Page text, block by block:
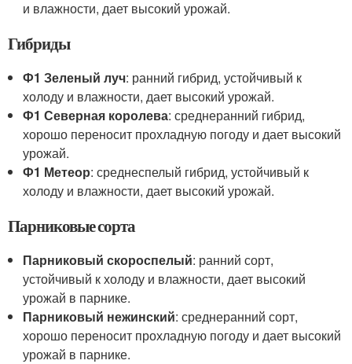
и влажности, дает высокий урожай.
Гибриды
Ф1 Зеленый луч: ранний гибрид, устойчивый к
холоду и влажности, дает высокий урожай.
Ф1 Северная королева: среднеранний гибрид,
хорошо переносит прохладную погоду и дает высокий
урожай.
Ф1 Метеор: среднеспелый гибрид, устойчивый к
холоду и влажности, дает высокий урожай.
Парниковые сорта
Парниковый скороспелый: ранний сорт,
устойчивый к холоду и влажности, дает высокий
урожай в парнике.
Парниковый нежинский: среднеранний сорт,
хорошо переносит прохладную погоду и дает высокий
урожай в парнике.